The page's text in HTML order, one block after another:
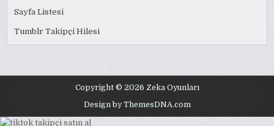
Sayfa Listesi
Tumblr Takipçi Hilesi
Copyright © 2026 Zeka Oyunları
Design by ThemesDNA.com